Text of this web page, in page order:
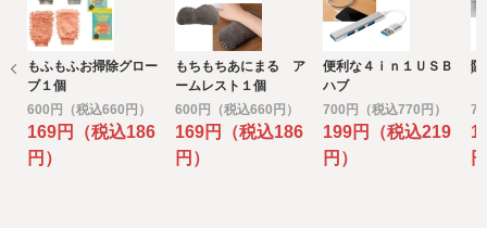
お客様が未成年の場合、親権者または後見人の承諾を得た
上で、本サービスを利用するものとします。
e) 個人情報の取扱いの委託について
取得した個人情報の取扱いの全部又は、一部を委託するこ
とがあります。
その場合には、当社において最善の考慮を行います。
もふもふお掃除グロー
ブ１個
600円（税込660円）
169円（税込186
円）
もちもちあにまる ア
ームレスト１個
600円（税込660円）
169円（税込186
円）
便利な４ｉｎ１ＵＳＢ
ハブ
700円（税込770円）
199円（税込219
円）
防